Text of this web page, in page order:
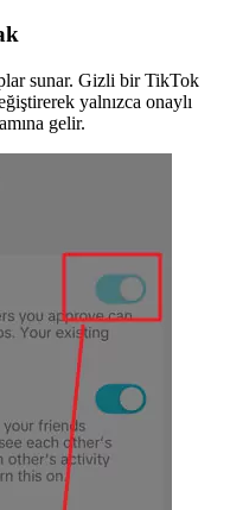
sunar. Gizli bir TikTok
yalnızca onaylı
gelir.